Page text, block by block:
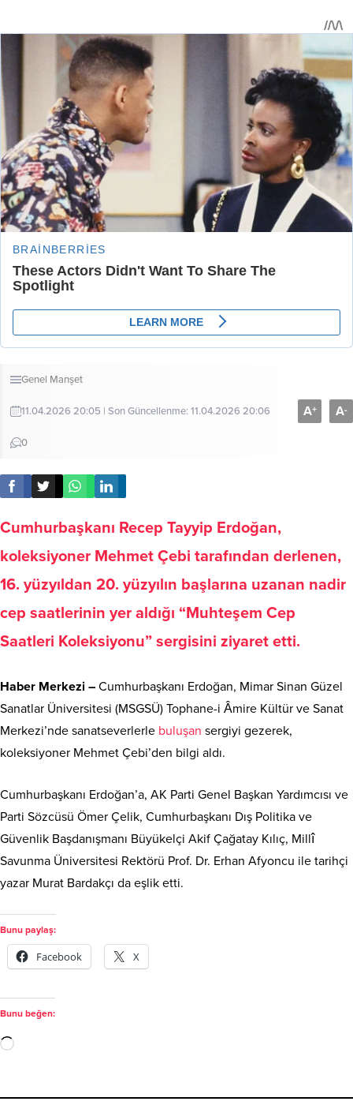
Genel Manşet
11.04.2026 20:05 | Son Güncellenme: 11.04.2026 20:06
0
A+ A-
Cumhurbaşkanı Recep Tayyip Erdoğan,
koleksiyoner Mehmet Çebi tarafından derlenen,
16. yüzyıldan 20. yüzyılın başlarına uzanan nadir
cep saatlerinin yer aldığı “Muhteşem Cep
Saatleri Koleksiyonu” sergisini ziyaret etti.
Haber Merkezi – Cumhurbaşkanı Erdoğan, Mimar Sinan Güzel
Sanatlar Üniversitesi (MSGSÜ) Tophane-i Âmire Kültür ve Sanat
Merkezi’nde sanatseverlerle buluşan sergiyi gezerek,
koleksiyoner Mehmet Çebi’den bilgi aldı.
Cumhurbaşkanı Erdoğan’a, AK Parti Genel Başkan Yardımcısı ve
Parti Sözcüsü Ömer Çelik, Cumhurbaşkanı Dış Politika ve
Güvenlik Başdanışmanı Büyükelçi Akif Çağatay Kılıç, Millî
Savunma Üniversitesi Rektörü Prof. Dr. Erhan Afyoncu ile tarihçi
yazar Murat Bardakçı da eşlik etti.
Bunu paylaş:
Facebook X
Bunu beğen: